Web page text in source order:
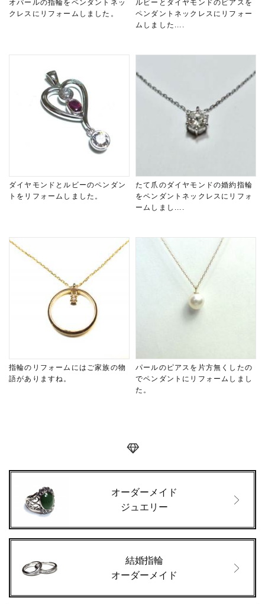
オパールの指輪をペンダントネッ
クレスにリフォームしました。
ルビーとダイヤモンドのピアスを
ペンダントネックレスにリフォー
ムしました....
ダイヤモンドとルビーのペンダン
トをリフォームしました。
たて爪のダイヤモンドの婚約指輪
をペンダントネックレスにリフォ
ームしまし....
指輪のリフォームにはご家族の物
語がありますね。
パールのピアスを片方無くしたの
でペンダントにリフォームしまし
た。
オーダーメイド
ジュエリー
結婚指輪
オーダーメイド